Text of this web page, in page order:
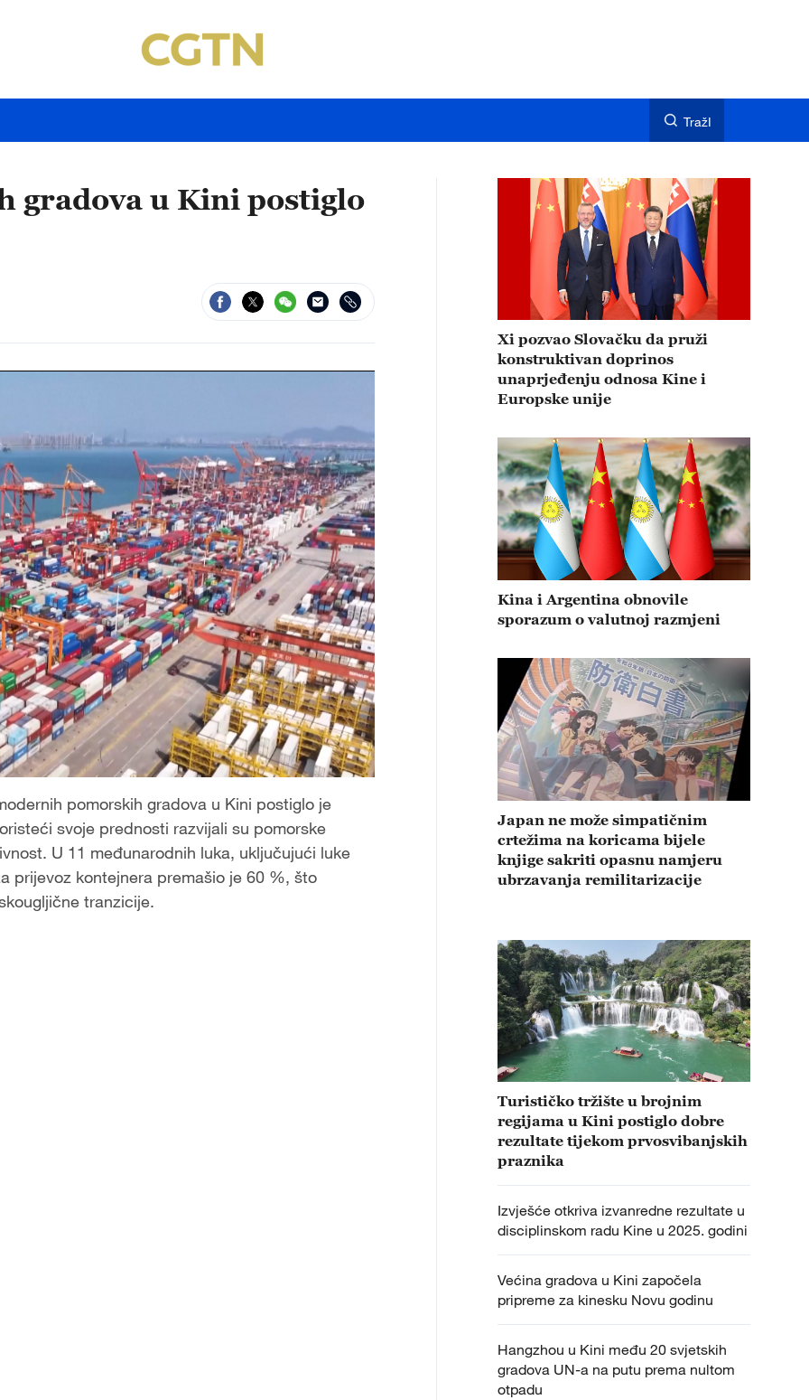
TražI
gradova u Kini postiglo
pomorskih gradova u Kini postiglo je
svoje prednosti razvijali su pomorske
U 11 međunarodnih luka, uključujući luke
prijevoz kontejnera premašio je 60 %, što
tranzicije.
Xi pozvao Slovačku da pruži
konstruktivan doprinos
unaprjeđenju odnosa Kine i
Europske unije
Kina i Argentina obnovile
sporazum o valutnoj razmjeni
Japan ne može simpatičnim
crtežima na koricama bijele
knjige sakriti opasnu namjeru
ubrzavanja remilitarizacije
Turističko tržište u brojnim
regijama u Kini postiglo dobre
rezultate tijekom prvosvibanjskih
praznika
Izvješće otkriva izvanredne rezultate u
disciplinskom radu Kine u 2025. godini
Većina gradova u Kini započela
pripreme za kinesku Novu godinu
Hangzhou u Kini među 20 svjetskih
gradova UN-a na putu prema nultom
otpadu